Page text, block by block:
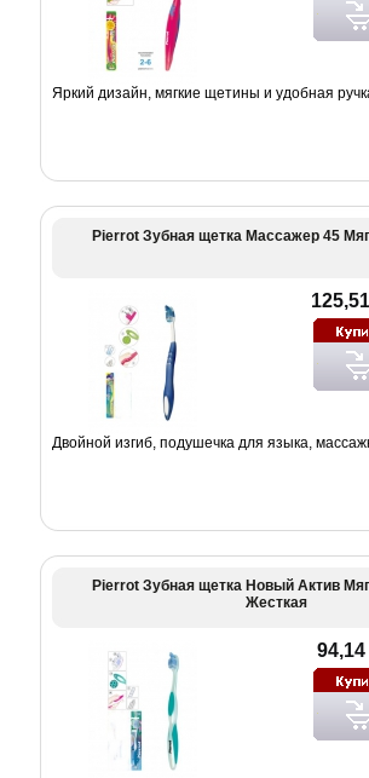
Яркий дизайн, мягкие щетины и удобная
Pierrot Зубная щетка Массажер 45
Двойной изгиб, подушечка для языка,
Pierrot Зубная щетка Новый Актив
Жесткая
94,14